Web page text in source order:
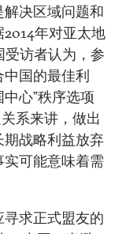
决区域问题和
年对亚太地
受访者认为，参
国的最佳利
心”秩序选项
系来讲，做出
战略利益放弃
可能意味着需
求正式盟友的